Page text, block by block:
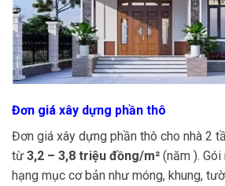
Đơn giá xây dựng phần thô
Đơn giá xây dựng phần thô cho nhà 2
từ 3,2 – 3,8 triệu đồng/m² (năm ).
hạng mục cơ bản như móng, khung,